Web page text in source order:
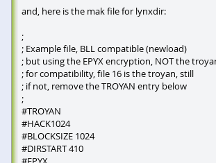
and, here is the mak file for lynxdir:
;
; Example file, BLL compatible (newload)
; but using the EPYX encryption, NOT the
; for compatibility, file 16 is the troyan, still
; if not, remove the TROYAN entry below
;
#TROYAN
#HACK1024
#BLOCKSIZE 1024
#DIRSTART 410